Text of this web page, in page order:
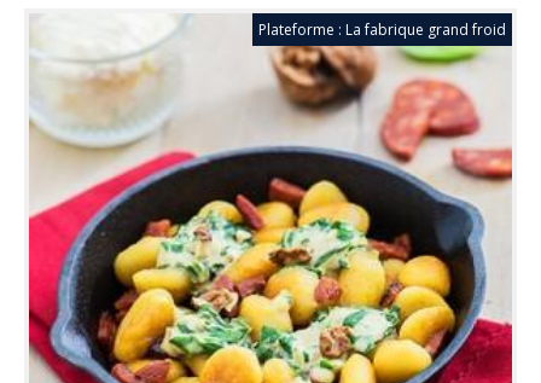
Plateforme : La fabrique grand froid